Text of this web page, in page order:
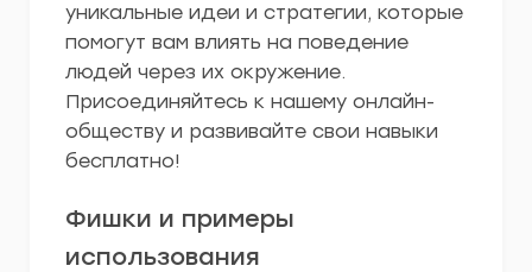
уникальные идеи и стратегии, которые
помогут вам влиять на поведение
людей через их окружение.
Присоединяйтесь к нашему онлайн-
обществу и развивайте свои навыки
бесплатно!
Фишки и примеры
использования